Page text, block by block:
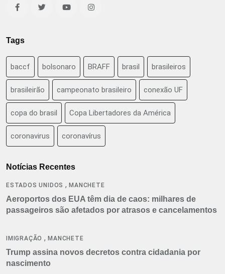
Tags
baccf bolsonaro BRAFF brasil brasileiros
brasileirão campeonato brasileiro conexão UF
copa do brasil Copa Libertadores da América
coronavirus coronavírus
Notícias Recentes
ESTADOS UNIDOS ,MANCHETE
Aeroportos dos EUA têm dia de caos: milhares de
passageiros são afetados por atrasos e cancelamentos
IMIGRAÇÃO ,MANCHETE
Trump assina novos decretos contra cidadania por
nascimento